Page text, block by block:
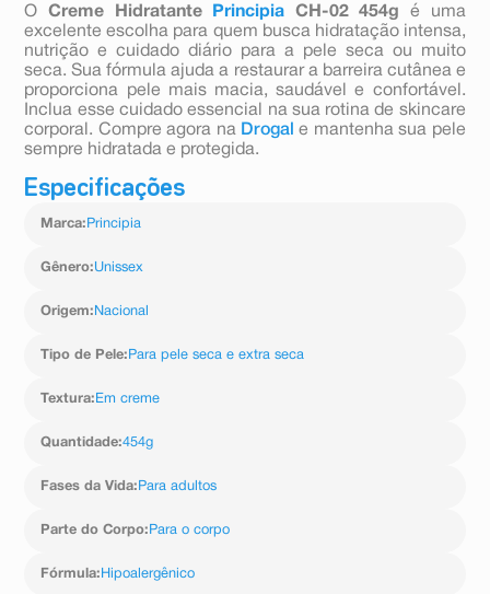
O Creme Hidratante Principia CH-02 454g
é uma
excelente escolha para quem busca hidratação intensa,
nutrição e cuidado diário para a pele seca ou muito
seca. Sua fórmula ajuda a restaurar a barreira cutânea e
proporciona pele mais macia, saudável e confortável.
Inclua esse cuidado essencial na sua rotina de skincare
corporal. Compre agora na Drogale mantenha sua pele
sempre hidratada e protegida.
Especificações
Marca: Principia
Gênero:Unissex
Origem: Nacional
Tipo de Pele: Para pele seca e extra seca
Textura: Em creme
Quantidade:454g
Fases da Vida: Para adultos
Parte do Corpo: Para o corpo
Fórmula: Hipoalergênico